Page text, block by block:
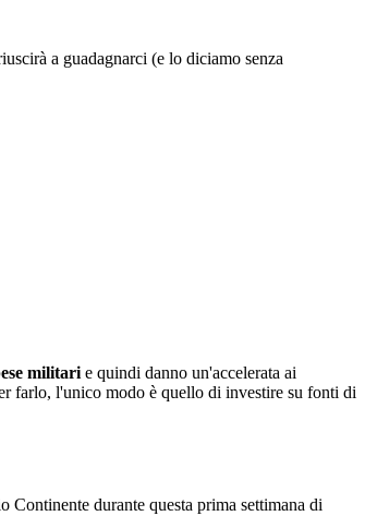
a guadagnarci (e lo diciamo senza
militari e quindi danno un'accelerata ai
farlo, l'unico modo è quello di investire su fonti di
durante questa prima settimana di